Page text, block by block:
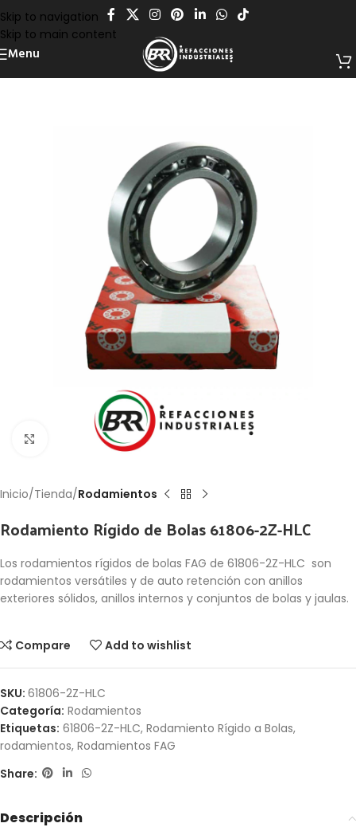
Skip to navigation
Skip to main content
Menu
Click to enlarge
Inicio Tienda Rodamientos
Rodamiento Rígido de Bolas 61806-2Z-HLC
Los rodamientos rígidos de bolas FAG de 61806-2Z-HLC son
rodamientos versátiles y de auto retención con anillos
exteriores sólidos, anillos internos y conjuntos de bolas y jaulas.
Compare Add to wishlist
SKU: 61806-2Z-HLC
Categoría: Rodamientos
Etiquetas: 61806-2Z-HLC, Rodamiento Rígido a Bolas,
rodamientos, Rodamientos FAG
Share:
Descripción